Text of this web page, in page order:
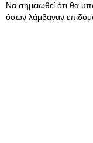
Να σημειωθεί ότι θα
όσων λάμβαναν